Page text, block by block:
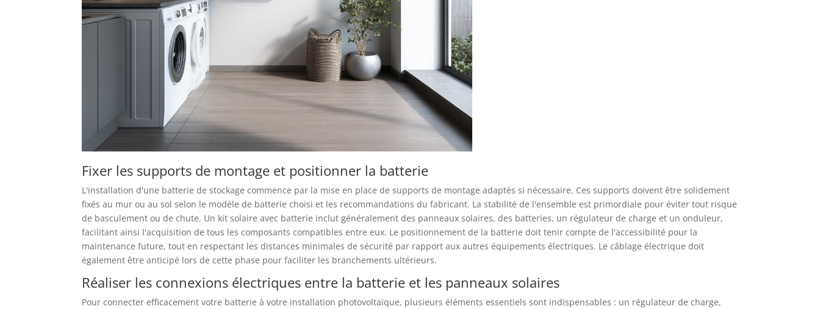
Fixer les supports de montage et positionner la batterie
L'installation d'une batterie de stockage commence par la mise en place de supports de montage adaptés si nécessaire. Ces supports doivent être solidement
fixés au mur ou au sol selon le modèle de batterie choisi et les recommandations du fabricant. La stabilité de l'ensemble est primordiale pour éviter tout risque
de basculement ou de chute. Un kit solaire avec batterie inclut généralement des panneaux solaires, des batteries, un régulateur de charge et un onduleur,
facilitant ainsi l'acquisition de tous les composants compatibles entre eux. Le positionnement de la batterie doit tenir compte de l'accessibilité pour la
maintenance future, tout en respectant les distances minimales de sécurité par rapport aux autres équipements électriques. Le câblage électrique doit
également être anticipé lors de cette phase pour faciliter les branchements ultérieurs.
Réaliser les connexions électriques entre la batterie et les panneaux solaires
Pour connecter efficacement votre batterie à votre installation photovoltaïque, plusieurs éléments essentiels sont indispensables : un régulateur de charge,